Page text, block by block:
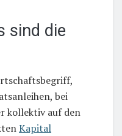
sind die
bei
kollektiv auf den
Kapital